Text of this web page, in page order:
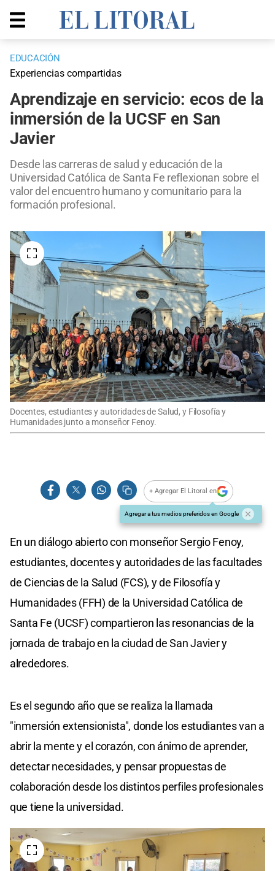
EDUCACIÓN
Experiencias compartidas
Aprendizaje en servicio: ecos de la
inmersión de la UCSF en San
Javier
Desde las carreras de salud y educación de la
Universidad Católica de Santa Fe reflexionan sobre el
valor del encuentro humano y comunitario para la
formación profesional.
Docentes, estudiantes y autoridades de Salud, y Filosofía y
Humanidades junto a monseñor Fenoy.
+ Agregar El Litoral en
Agregar a tus medios preferidos en Google
En un diálogo abierto con monseñor Sergio Fenoy,
estudiantes, docentes y autoridades de las facultades
de Ciencias de la Salud (FCS), y de Filosofía y
Humanidades (FFH) de la Universidad Católica de
Santa Fe (UCSF) compartieron las resonancias de la
jornada de trabajo en la ciudad de San Javier y
alrededores.
Es el segundo año que se realiza la llamada
"inmersión extensionista", donde los estudiantes van a
abrir la mente y el corazón, con ánimo de aprender,
detectar necesidades, y pensar propuestas de
colaboración desde los distintos perfiles profesionales
que tiene la universidad.